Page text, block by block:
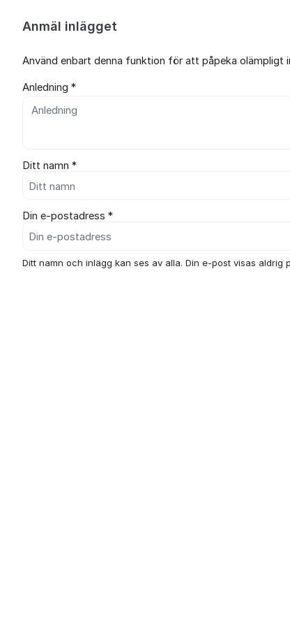
Anmäl inlägget
Använd enbart denna funktion för att påpeka
Anledning *
Ditt namn *
Din e-postadress *
Ditt namn och inlägg kan ses av alla. Din e-post visas aldrig